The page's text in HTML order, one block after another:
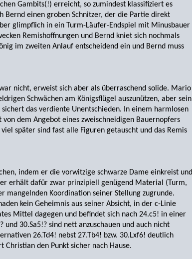
Gambits(!) erreicht, so zumindest klassifiziert es
Bernd einen groben Schnitzer, der die Partie direkt
glimpflich in ein Turm-Läufer-Endspiel mit Minusbauer
Remishoffnungen und Bernd kniet sich nochmals
im zweiten Anlauf entscheidend ein und Bernd muss
nicht, erweist sich aber als überraschend solide. Mario
Schwächen am Königsflügel auszunützen, aber sein
das verdiente Unent­schieden. In einem harmlosen
von dem Angebot eines zwei­schneidigen Bauernopfers
später sind fast alle Figuren getauscht und das Remis
indem er die vorwitzige schwarze Dame einkreist und
erhält dafür zwar prinzipiell genügend Material (Turm,
mangelnden Koordination seiner Stellung zugrunde.
kein Geheimnis aus seiner Absicht, in der c-Linie
Mittel dagegen und befindet sich nach 24.c5! in einer
30.Sa5!? sind nett anzuschauen und auch nicht
26.Td4! nebst 27.Tb4! bzw. 30.Lxf6! deutlich
den Punkt sicher nach Hause.